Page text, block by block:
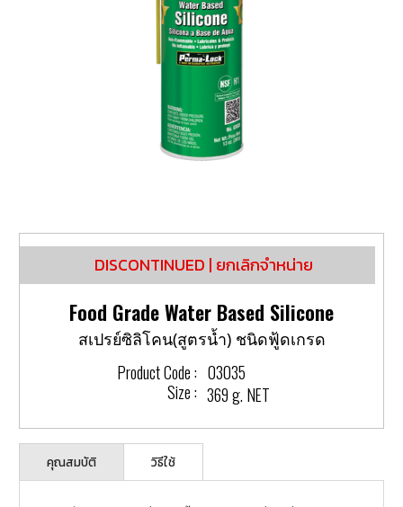
DISCONTINUED | ยกเลิกจำหน่าย
Food Grade Water Based Silicone
สเปรย์ซิลิโคน(สูตรนํ้า) ชนิดฟู้ดเกรด
Product Code : 03035
Size : 369 g. NET
คุณสมบัติ วิธีใช้